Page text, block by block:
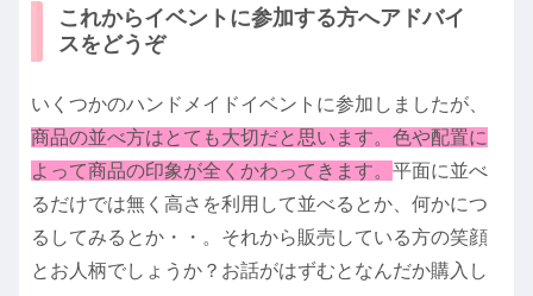
これからイベントに参加する方へアドバイ
スをどうぞ
いくつかのハンドメイドイベントに参加しましたが、
商品の並べ方はとても大切だと思います。色や配置に
よって商品の印象が全くかわってきます。 平面に並べ
るだけでは無く高さを利用して並べるとか、何かにつ
るしてみるとか・・。それから販売している方の笑顔
とお人柄でしょうか？お話がはずむとなんだか購入し